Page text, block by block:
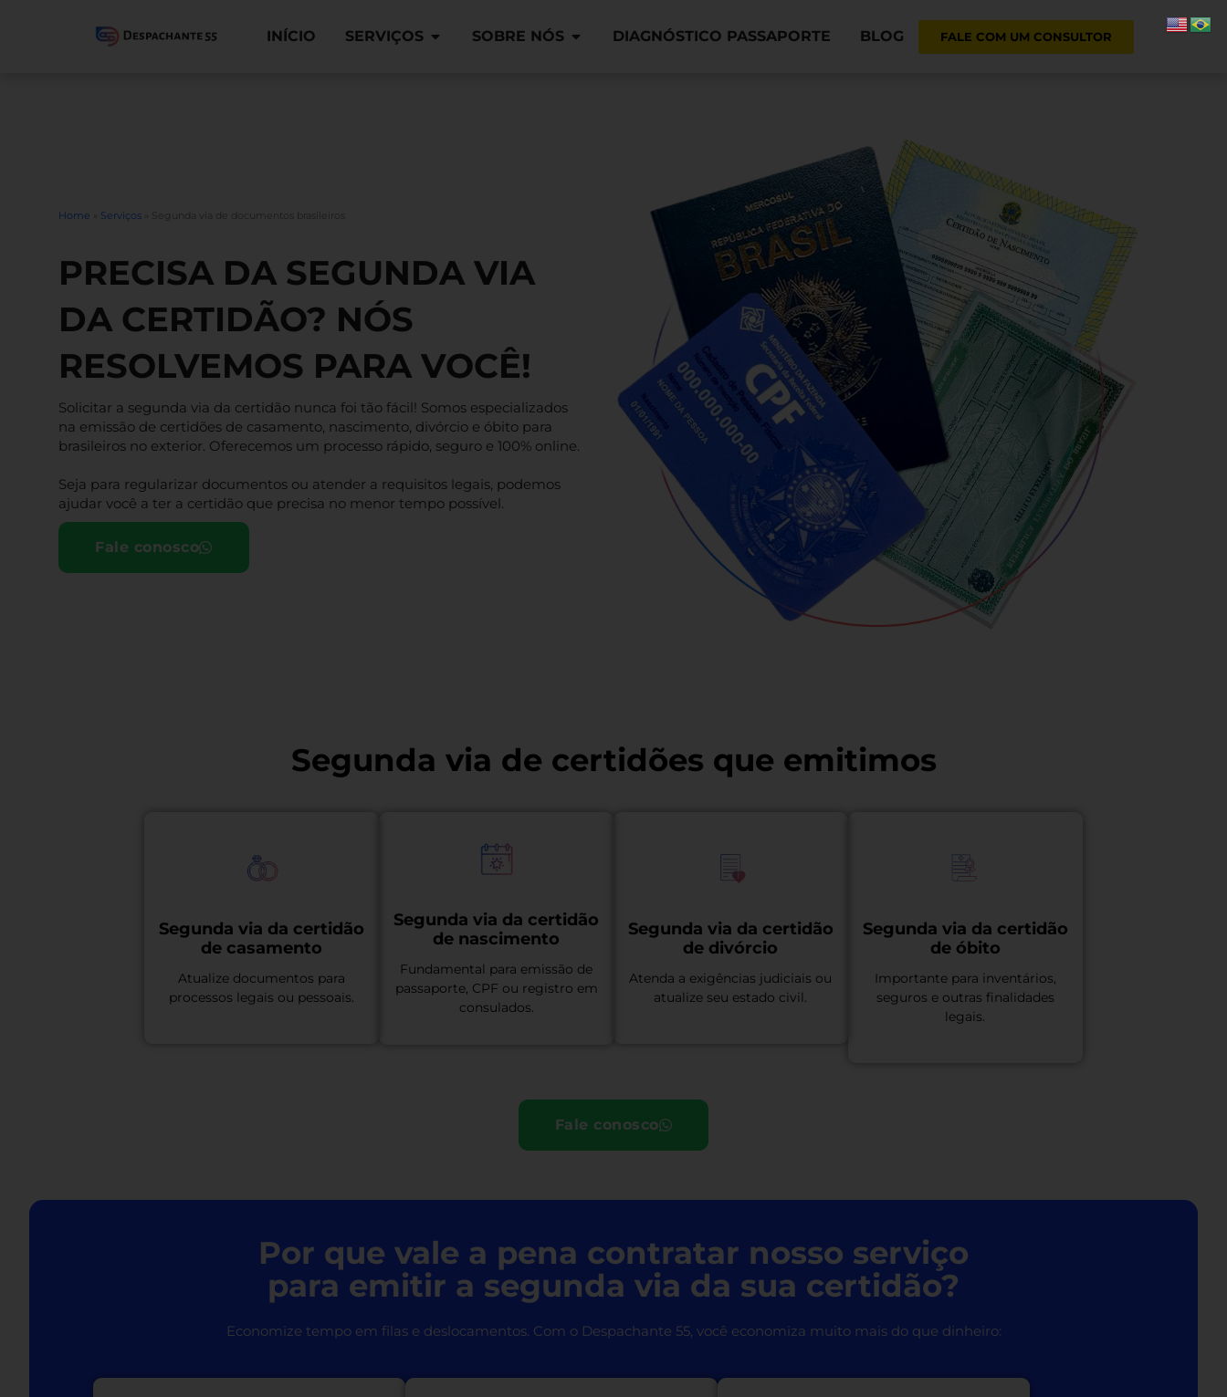
INÍCIO SERVIÇOS SOBRE NÓS DIAGNÓSTICO PASSAPORTE BLOG FALE COM UM CONSULTOR
Home Serviços Segunda via de documentos brasileiros
PRECISA DA SEGUNDA VIA
DA CERTIDÃO? NÓS
RESOLVEMOS PARA VOCÊ!
Solicitar a segunda via da certidão nunca foi tão fácil! Somos especializados
na emissão de certidões de casamento, nascimento, divórcio e óbito para
brasileiros no exterior. Oferecemos um processo rápido, seguro e 100% online.
Seja para regularizar documentos ou atender a requisitos legais, podemos
ajudar você a ter a certidão que precisa no menor tempo possível.
Fale conosco
Segunda via de certidões que emitimos
Segunda via da certidão
de casamento
Atualize documentos para
processos legais ou pessoais.
Segunda via da certidão
de nascimento
Fundamental para emissão de
passaporte, CPF ou registro em
consulados.
Segunda via da certidão
de divórcio
Atenda a exigências judiciais ou
atualize seu estado civil.
Segunda via da certidão
de óbito
Importante para inventários,
seguros e outras finalidades
legais.
Fale conosco
Por que vale a pena contratar nosso serviço
para emitir a segunda via da sua certidão?
Economize tempo em filas e deslocamentos. Com o Despachante 55, você economiza muito mais do que dinheiro: